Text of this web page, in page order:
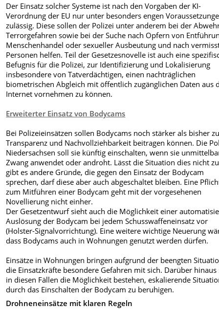
Der Einsatz solcher Systeme ist nach den Vorgaben der KI-
Verordnung der EU nur unter besonders engen
zulässig. Diese sollen der Polizei unter anderem bei der
Terrorgefahren sowie bei der Suche nach Opfern von
Menschenhandel oder sexueller Ausbeutung und nach
Personen helfen. Teil der Gesetzesnovelle ist auch eine
Befugnis für die Polizei, zur Identifizierung und Lokalisierung
insbesondere von Tatverdächtigen, einen nachträglichen
biometrischen Abgleich mit öffentlich zugänglichen Daten aus
Internet vornehmen zu können.
Erweiterter Einsatz von Bodycams
Bei Polizeieinsätzen sollen Bodycams noch stärker als bisher
Transparenz und Nachvollziehbarkeit beitragen können. Die
Niedersachsen soll sie künftig einschalten, wenn sie
Zwang anwendet oder androht. Lässt die Situation dies nicht
gibt es andere Gründe, die gegen den Einsatz der Bodycam
sprechen, darf diese aber auch abgeschaltet bleiben. Eine
zum Mitführen einer Bodycam geht mit der vorgesehenen
Novellierung nicht einher.
Der Gesetzentwurf sieht auch die Möglichkeit einer
Auslösung der Bodycam bei jedem Schusswaffeneinsatz vor
(Holster-Signalvorrichtung). Eine weitere wichtige Neuerung
dass Bodycams auch in Wohnungen genutzt werden dürfen.
Einsätze in Wohnungen bringen aufgrund der beengten
die Einsatzkräfte besondere Gefahren mit sich. Darüber hinaus
in diesen Fällen die Möglichkeit bestehen, eskalierende
durch das Einschalten der Bodycam zu beruhigen.
Drohneneinsätze mit klaren Regeln